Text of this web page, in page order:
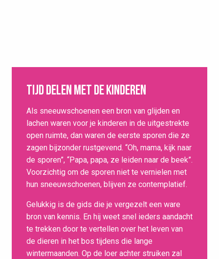
Tijd delen met de kinderen
Als sneeuwschoenen een bron van glijden en
lachen waren voor je kinderen in de uitgestrekte
open ruimte, dan waren de eerste sporen die ze
zagen bijzonder rustgevend. “Oh, mama, kijk naar
de sporen”, “Papa, papa, ze leiden naar de beek”.
Voorzichtig om de sporen niet te vernielen met
hun sneeuwschoenen, blijven ze contemplatief.
Gelukkig is de gids die je vergezelt een ware
bron van kennis. En hij weet snel ieders aandacht
te trekken door te vertellen over het leven van
de dieren in het bos tijdens die lange
wintermaanden. Op de loer achter struiken zal